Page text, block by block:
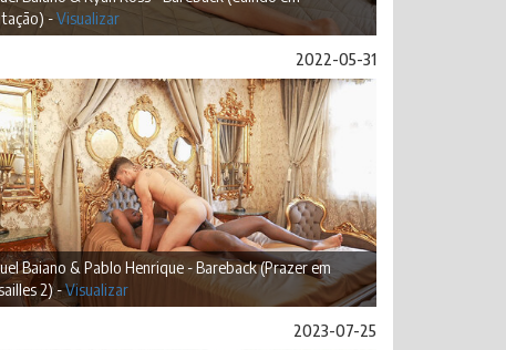
-Visualizar
2022-05-31
Baiano & Pablo Henrique - Bareback (Prazer em
2) -Visualizar
2023-07-25